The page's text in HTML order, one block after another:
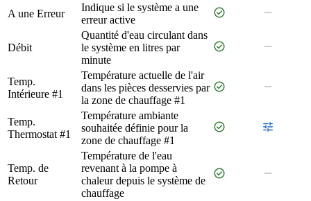
A une Erreur
Indique si le système a une
erreur active
check_circle remove
Débit
Quantité d'eau circulant dans
le système en litres par
minute
check_circle remove
Temp.
Intérieure #1
Température actuelle de l'air
dans les pièces desservies par
la zone de chauffage #1
check_circle remove
Temp.
Thermostat #1
Température ambiante
souhaitée définie pour la
zone de chauffage #1
check_circle tune
Temp. de
Retour
Température de l'eau
revenant à la pompe à
chaleur depuis le système de
chauffage
check_circle remove